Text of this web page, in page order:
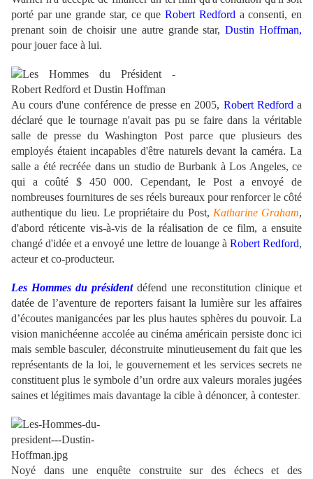
porté par une grande star, ce que Robert Redford a consenti, en
prenant soin de choisir une autre grande star,Dustin Hoffman,
pour jouer face à lui.
Au cours d'une conférence de presse en 2005, Robert Redford a
déclaré que le tournage n'avait pas pu se faire dans la véritable
salle de presse du Washington Post parce que plusieurs des
employés étaient incapables d'être naturels devant la caméra. La
salle a été recréée dans un studio de Burbank à Los Angeles, ce
qui a coûté $ 450 000. Cependant, le Post a envoyé de
nombreuses fournitures de ses réels bureaux pour renforcer le côté
authentique du lieu. Le propriétaire du Post, Katharine Graham,
d'abord réticente vis-à-vis de la réalisation de ce film, a ensuite
changé d'idée et a envoyé une lettre de louange à Robert Redford,
acteur et co-producteur.
Les Hommes du présidentdéfend une reconstitution clinique et
datée de l’aventure de reporters faisant la lumière sur les affaires
d’écoutes manigancées par les plus hautes sphères du pouvoir. La
vision manichéenne accolée au cinéma américain persiste donc ici
mais semble basculer, déconstruite minutieusement du fait que les
représentants de la loi, le gouvernement et les services secrets ne
constituent plus le symbole d’un ordre aux valeurs morales jugées
saines et légitimes mais davantage la cible à dénoncer, à contester.
Noyé dans une enquête construite sur des échecs et des